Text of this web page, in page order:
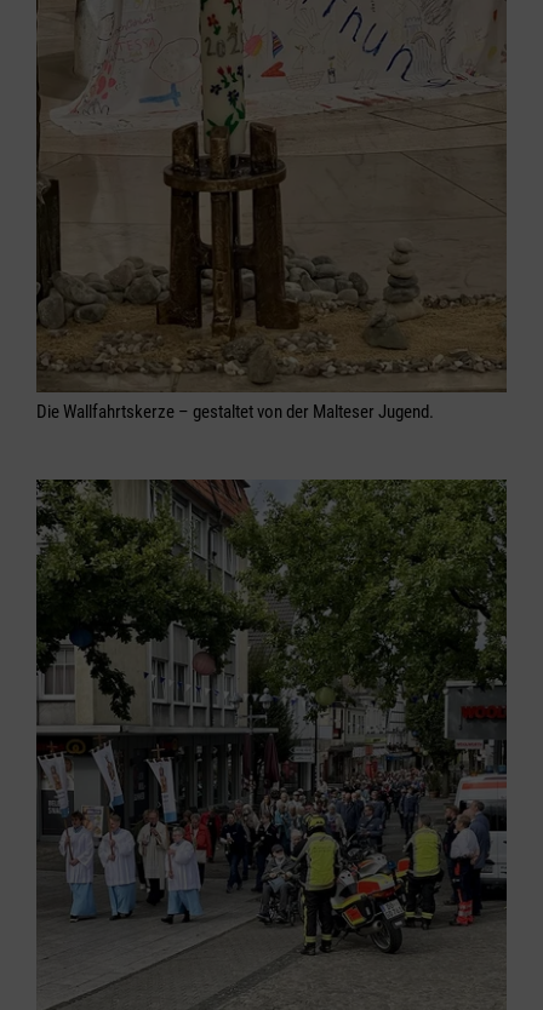
Die Wallfahrtskerze – gestaltet von der Malteser Jugend.